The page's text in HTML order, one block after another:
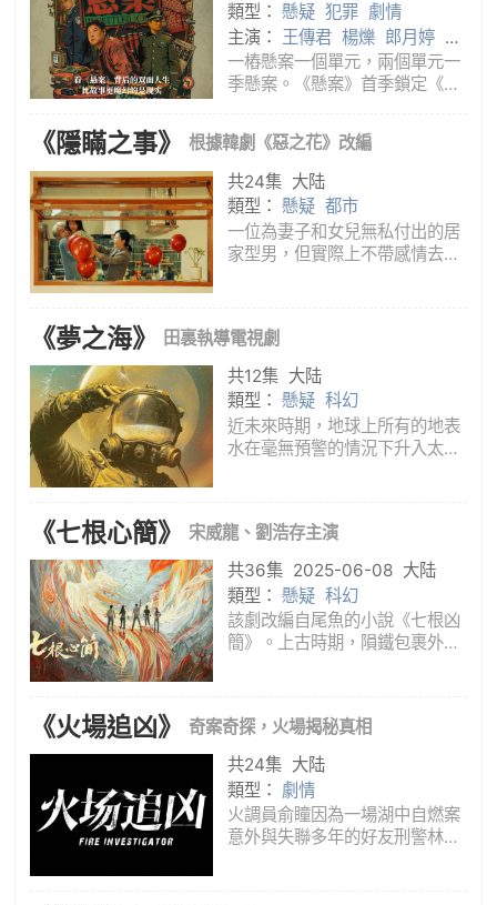
類型： 懸疑 犯罪 劇情
主演： 王傳君 楊爍 郎月婷 嶽
雲鵬 黃覺 江奇霖
一樁懸案一個單元，兩個單元一
季懸案。《懸案》首季鎖定《珠
案》兩個單元，抽絲剝繭，揭開
最驚心的懸案。洞若觀火，抵達
最真實的人性。
《隱瞞之事》
根據韓劇《惡之花》改編
共24集 大陆
類型： 懸疑 都市
一位為妻子和女兒無私付出的居
家型男，但實際上不帶感情去欺
了，結婚了，非常幸福。但是，
在幸福之下，充斥著秘密和謊
言，沉
《夢之海》
田裏執導電視劇
共12集 大陆
類型： 懸疑 科幻
近未來時期，地球上所有的地表
水在毫無預警的情況下升入太
生存危機。拾荒獵人江星北（黃
景瑜飾），帶領神秘天才顏冬
（劉暢飾
《七根心簡》
宋威龍、劉浩存主演
共36集 2025-06-08 大陆
類型： 懸疑 科幻
該劇改編自尾魚的小說《七根凶
簡》。上古時期，隕鐵包裹外星
子以神木打造七塊木簡，將異物
引入其中，命名“七根心簡”，再
以
《火場追凶》
奇案奇探，火場揭秘真相
共24集 大陆
類型： 劇情
火調員俞瞳因為一場湖中自燃案
意外與失聯多年的好友刑警林耀